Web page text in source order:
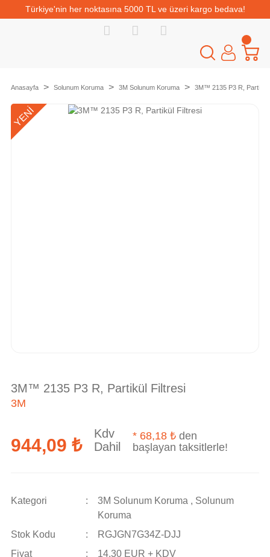
Türkiye'nin her noktasına 5000 TL ve üzeri kargo bedava!
Anasayfa Solunum Koruma 3M Solunum Koruma 3M™ 2135 P3 R, Partikül
YENİ
3M™ 2135 P3 R, Partikül Filtresi
3M
944,09 ₺
Kdv
Dahil
* 68,18 ₺ den
başlayan taksitlerle!
Kategori 3M Solunum Koruma , Solunum
Koruma
Stok Kodu
RGJGN7G34Z-DJJ
Fiyat
14,30 EUR + KDV